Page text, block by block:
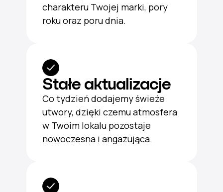
charakteru Twojej marki, pory
roku oraz poru dnia.
Stałe aktualizacje
Co tydzień dodajemy świeże
utwory, dzięki czemu atmosfera
w Twoim lokalu pozostaje
nowoczesna i angażująca.